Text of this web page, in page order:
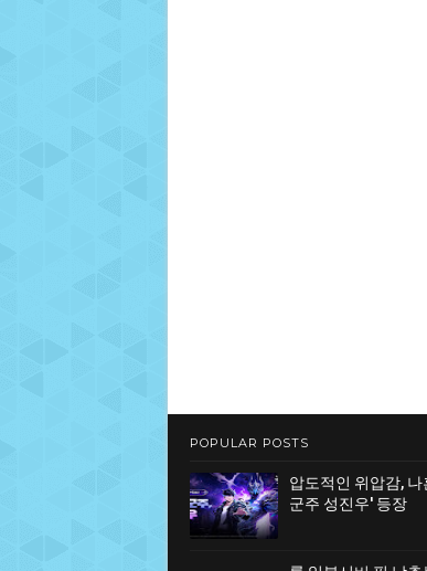
POPULAR POSTS
압도적인 위압감,
군주 성진우' 등장